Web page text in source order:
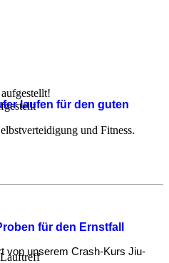
und Fitness.
laufen für den guten
für den Ernstfall
von unserem Crash-Kurs Jiu-